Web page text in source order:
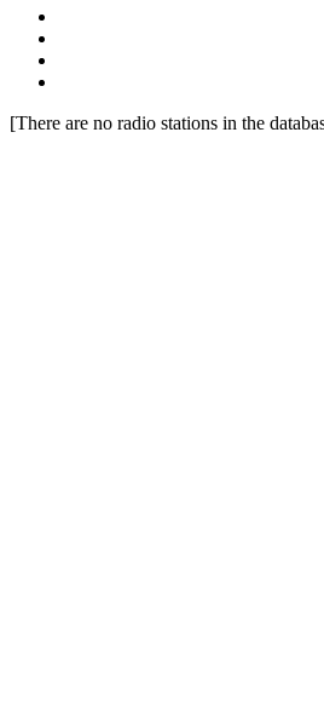
[There are no radio stations in the